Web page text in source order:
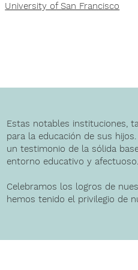
University of San Francisco
Estas notables instituciones,
para la educación de sus
un testimonio de la sólida
entorno educativo y afectuoso.
Celebramos los logros de
hemos tenido el privilegio de